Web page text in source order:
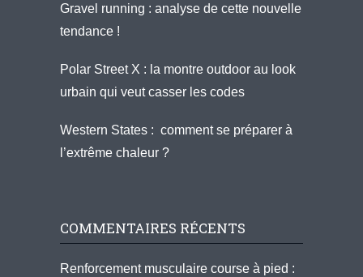
Gravel running : analyse de cette nouvelle
tendance !
Polar Street X : la montre outdoor au look
urbain qui veut casser les codes
Western States : comment se préparer à
l’extrême chaleur ?
COMMENTAIRES RÉCENTS
Renforcement musculaire course à pied :